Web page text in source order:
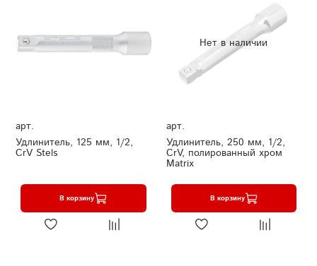
арт.
Удлинитель, 125 мм, 1/2,
CrV Stels
В корзину
Нет в наличии
арт.
Удлинитель, 250 мм, 1/2,
CrV, полированный хром
Matrix
В корзину